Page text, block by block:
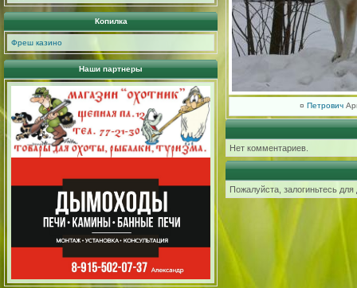
Копилка
Фреш казино
Наши партнеры
¤ Петрович
Нет комментариев.
Пожалуйста, залогиньтесь